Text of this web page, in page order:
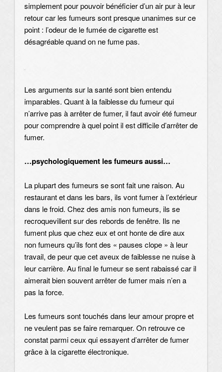
simplement pour pouvoir bénéficier d’un air pur à leur
retour car les fumeurs sont presque unanimes sur ce
point : l’odeur de le fumée de cigarette est
désagréable quand on ne fume pas.
Les arguments sur la santé sont bien entendu
imparables. Quant à la faiblesse du fumeur qui
n’arrive pas à arrêter de fumer, il faut avoir été fumeur
pour comprendre à quel point il est difficile d’arrêter de
fumer.
…psychologiquement les fumeurs aussi…
La plupart des fumeurs se sont fait une raison. Au
restaurant et dans les bars, ils vont fumer à l’extérieur
dans le froid. Chez des amis non fumeurs, ils se
recroquevillent sur des rebords de fenêtre. Ils ne
fument plus que chez eux et ont honte de dire aux
non fumeurs qu’ils font des « pauses clope » à leur
travail, de peur que cet aveux de faiblesse ne nuise à
leur carrière. Au final le fumeur se sent rabaissé car il
aimerait bien souvent arrêter de fumer mais n’en a
pas la force.
Les fumeurs sont touchés dans leur amour propre et
ne veulent pas se faire remarquer. On retrouve ce
constat parmi ceux qui essayent d’arrêter de fumer
grâce à la cigarette électronique.